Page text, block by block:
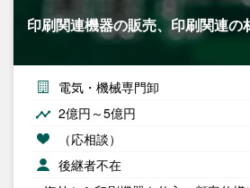
印刷関連機器の販売、印刷関連の
電気・機械専門卸
2億円～5億円
（応相談）
後継者不在